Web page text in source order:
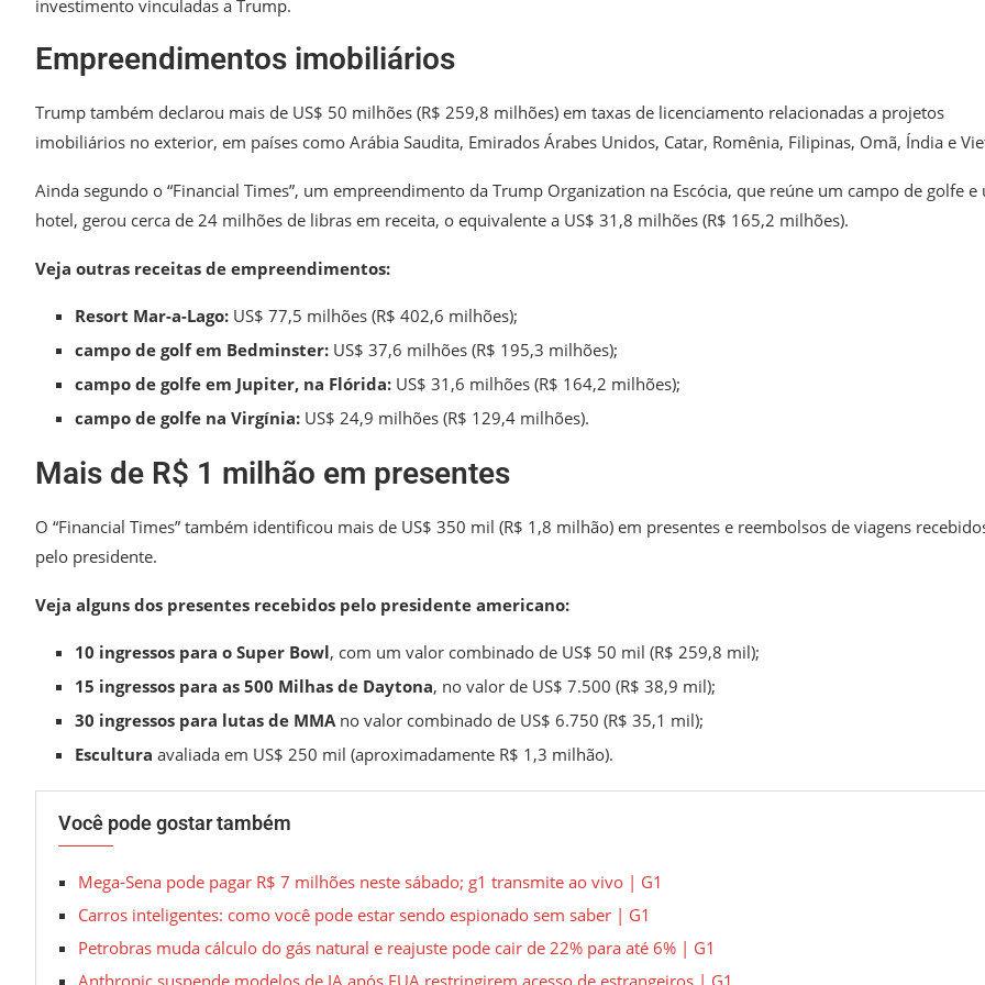
investimento vinculadas a Trump.
Empreendimentos imobiliários
Trump também declarou mais de US$ 50 milhões (R$ 259,8 milhões) em taxas de licenciamento relacionadas a projetos
imobiliários no exterior, em países como Arábia Saudita, Emirados Árabes Unidos, Catar, Romênia, Filipinas, Omã, Índia e
Ainda segundo o “Financial Times”, um empreendimento da Trump Organization na Escócia, que reúne um campo de golfe e
hotel, gerou cerca de 24 milhões de libras em receita, o equivalente a US$ 31,8 milhões (R$ 165,2 milhões).
Veja outras receitas de empreendimentos:
Resort Mar-a-Lago: US$ 77,5 milhões (R$ 402,6 milhões);
campo de golf em Bedminster: US$ 37,6 milhões (R$ 195,3 milhões);
campo de golfe em Jupiter, na Flórida: US$ 31,6 milhões (R$ 164,2 milhões);
campo de golfe na Virgínia: US$ 24,9 milhões (R$ 129,4 milhões).
Mais de R$ 1 milhão em presentes
O “Financial Times” também identificou mais de US$ 350 mil (R$ 1,8 milhão) em presentes e reembolsos de viagens
pelo presidente.
Veja alguns dos presentes recebidos pelo presidente americano:
10 ingressos para o Super Bowl, com um valor combinado de US$ 50 mil (R$ 259,8 mil);
15 ingressos para as 500 Milhas de Daytona, no valor de US$ 7.500 (R$ 38,9 mil);
30 ingressos para lutas de MMAno valor combinado de US$ 6.750 (R$ 35,1 mil);
Escultura avaliada em US$ 250 mil (aproximadamente R$ 1,3 milhão).
Você pode gostar também
Mega-Sena pode pagar R$ 7 milhões neste sábado; g1 transmite ao vivo | G1
Carros inteligentes: como você pode estar sendo espionado sem saber | G1
Petrobras muda cálculo do gás natural e reajuste pode cair de 22% para até 6% | G1